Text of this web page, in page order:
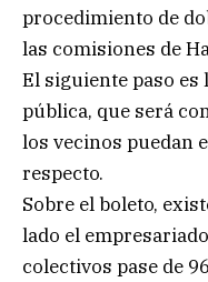
procedimiento de
las comisiones de
El siguiente paso es
pública, que será
los vecinos puedan
respecto.
Sobre el boleto,
lado el
colectivos pase de